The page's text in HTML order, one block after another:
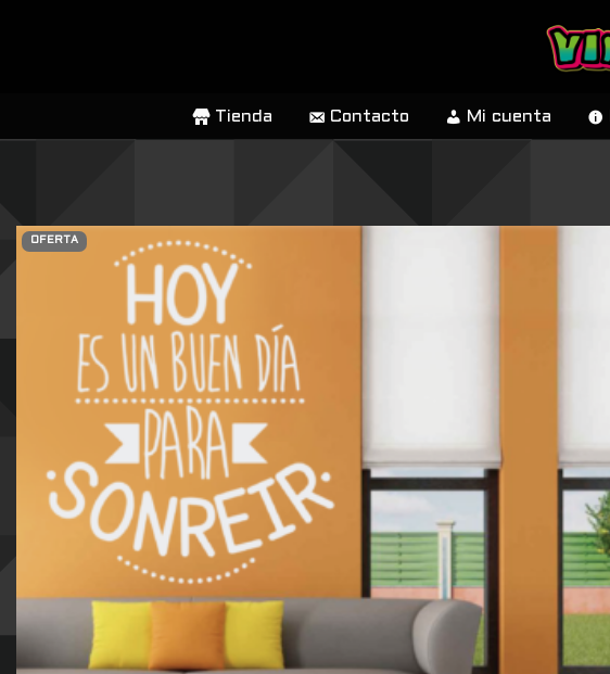
Tienda Contacto Mi cuenta
OFERTA